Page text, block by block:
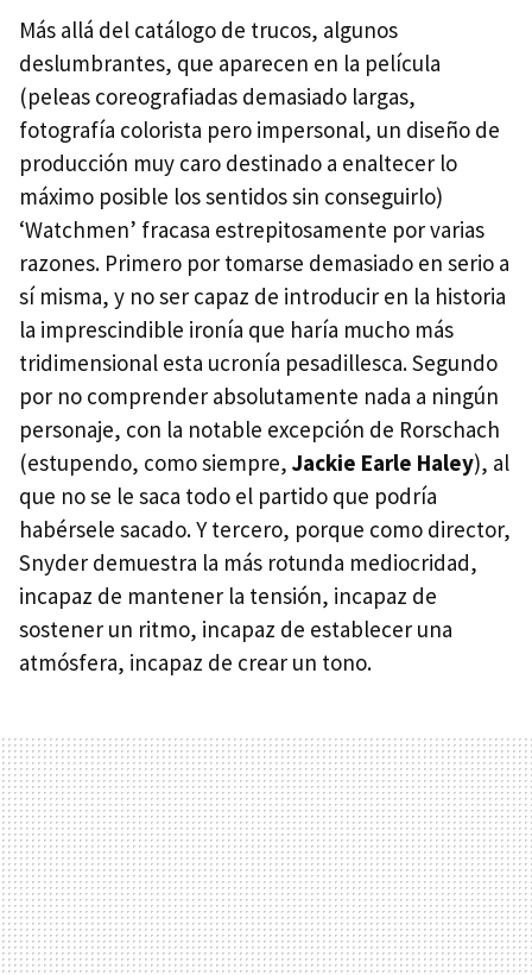
Más allá del catálogo de trucos, algunos
deslumbrantes, que aparecen en la película
(peleas coreografiadas demasiado largas,
fotografía colorista pero impersonal, un diseño de
producción muy caro destinado a enaltecer lo
máximo posible los sentidos sin conseguirlo)
‘Watchmen’ fracasa estrepitosamente por varias
razones. Primero por tomarse demasiado en serio a
sí misma, y no ser capaz de introducir en la historia
la imprescindible ironía que haría mucho más
tridimensional esta ucronía pesadillesca. Segundo
por no comprender absolutamente nada a ningún
personaje, con la notable excepción de Rorschach
(estupendo, como siempre, Jackie Earle Haley), al
que no se le saca todo el partido que podría
habérsele sacado. Y tercero, porque como director,
Snyder demuestra la más rotunda mediocridad,
incapaz de mantener la tensión, incapaz de
sostener un ritmo, incapaz de establecer una
atmósfera, incapaz de crear un tono.